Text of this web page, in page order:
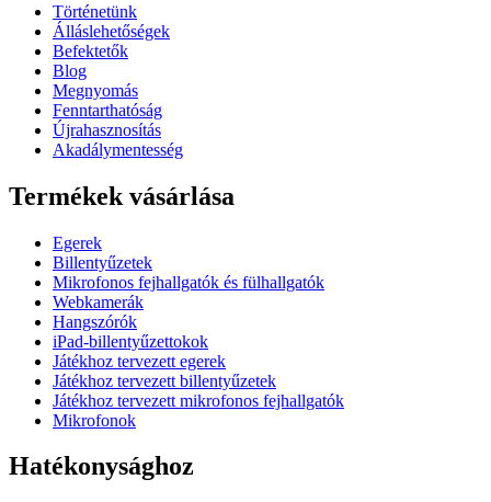
Történetünk
Álláslehetőségek
Befektetők
Blog
Megnyomás
Fenntarthatóság
Újrahasznosítás
Akadálymentesség
Termékek vásárlása
Egerek
Billentyűzetek
Mikrofonos fejhallgatók és fülhallgatók
Webkamerák
Hangszórók
iPad-billentyűzettokok
Játékhoz tervezett egerek
Játékhoz tervezett billentyűzetek
Játékhoz tervezett mikrofonos fejhallgatók
Mikrofonok
Hatékonysághoz